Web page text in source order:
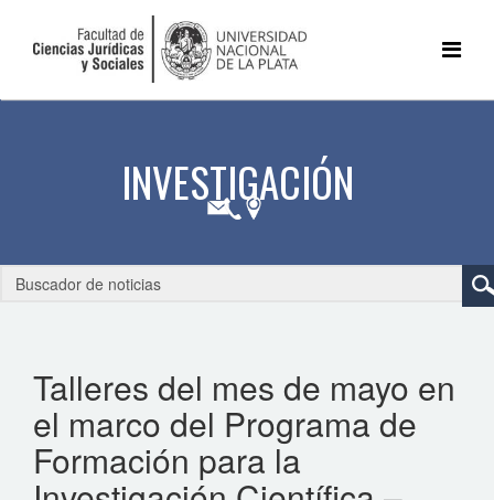
Talleres del mes de mayo en
el marco del Programa de
Formación para la